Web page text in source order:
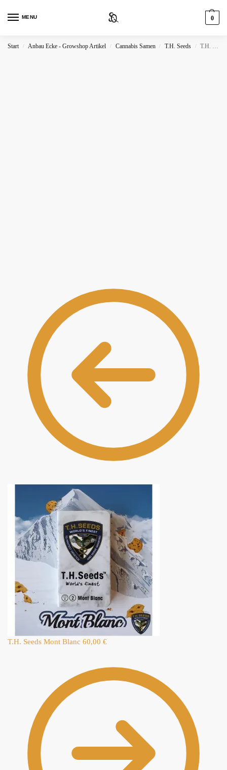
MENU 0
Start / Anbau Ecke - Growshop Artikel / Cannabis Samen / T.H. Seeds / T.H. Seeds Pisthash
T.H. Seeds Mont Blanc 60,00 €